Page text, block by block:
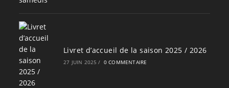
Livret d’accueil de la saison 2025 / 2026
27 JUIN 2025 / 0 COMMENTAIRE